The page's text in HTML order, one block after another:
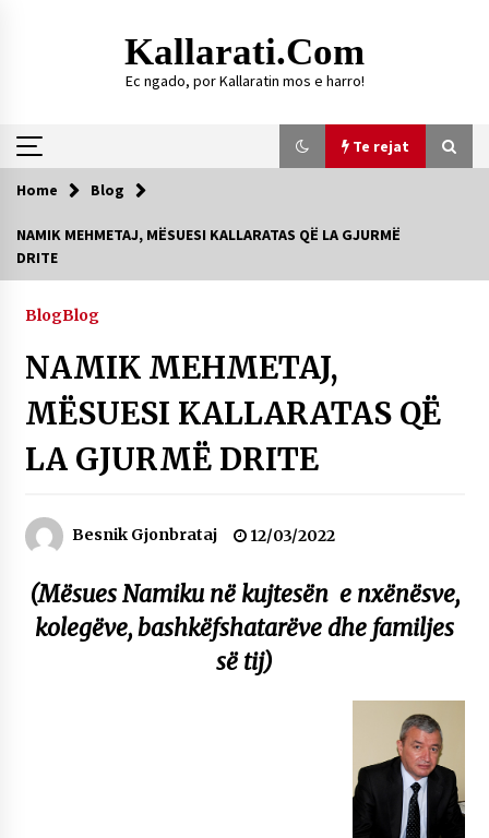
Kallarati.com
Ec ngado, por Kallaratin mos e harro!
Te rejat
Te rejat
16/07/2026
Gazeta Kallarati nr. 118
07/07/2026
SI U ARRIT TË REALIZOHEJ PERLA FOLKLORIKE
“JANINËS Ç’I PANË SYTË”
06/06/2026
ZHVILLUA EDICIONI I TRETË I PIKNIKU
PRANVEROR
Gazeta Kallarati nr. 117
03/05/2026
Home Blog
NAMIK MEHMETAJ, MËSUESI KALLARATAS QË LA GJURMË
DRITE
BlogBlog
NAMIK MEHMETAJ,
MËSUESI KALLARATAS QË
LA GJURMË DRITE
Besnik Gjonbrataj 12/03/2022
(Mësues Namiku në kujtesën e nxënësve,
kolegëve, bashkëfshatarëve dhe familjes
së tij)